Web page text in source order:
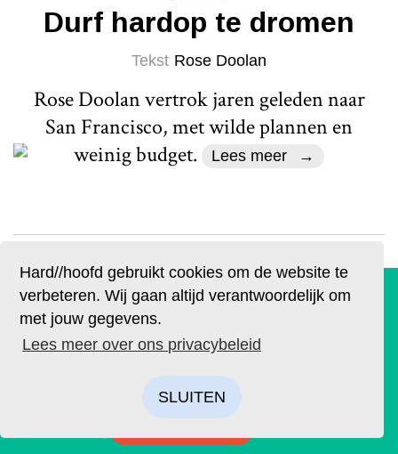
Hard//hoofd gebruikt cookies om de website te
verbeteren. Wij gaan altijd verantwoordelijk om
met jouw gegevens.
Lees meer over ons privacybeleid
SLUITEN
Durf hardop te dromen
Tekst Rose Doolan
Rose Doolan vertrok jaren geleden naar
San Francisco, met wilde plannen en
weinig budget.
Lees meer
De blinddoek komt af
Beeldredactie Beeld
Vrouwe Justitia heeft haar blinddoek
De geruchten zijn waar. Lees Hard//hoofd nu ook op
papier!
Bestel op tijd je eigen exemplaar van de eerste editie, met
als thema: ‘Ik’. We hebben drie covers ontworpen. Kies je